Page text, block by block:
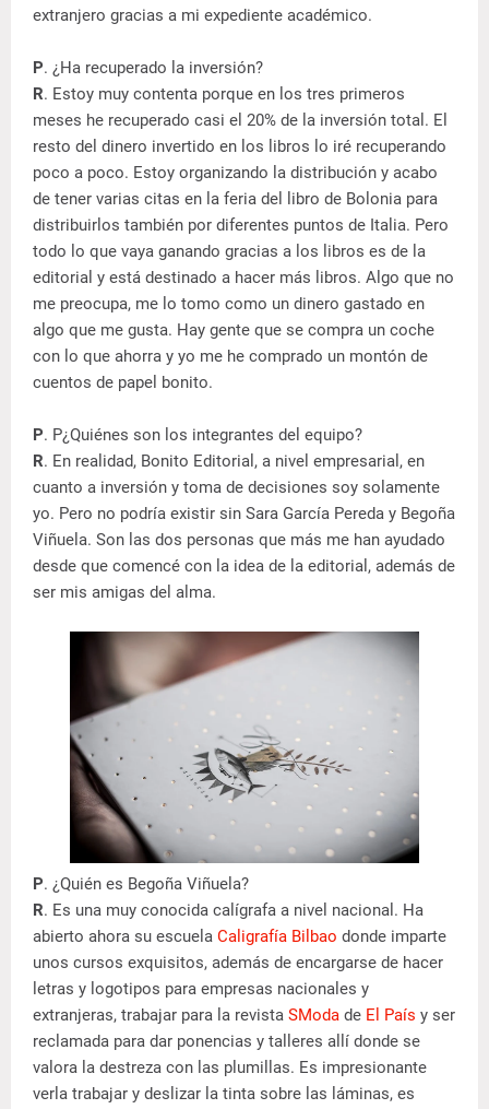
extranjero gracias a mi expediente académico.
P. ¿Ha recuperado la inversión?
R. Estoy muy contenta porque en los tres primeros
meses he recuperado casi el 20% de la inversión total. El
resto del dinero invertido en los libros lo iré recuperando
poco a poco. Estoy organizando la distribución y acabo
de tener varias citas en la feria del libro de Bolonia para
distribuirlos también por diferentes puntos de Italia. Pero
todo lo que vaya ganando gracias a los libros es de la
editorial y está destinado a hacer más libros. Algo que no
me preocupa, me lo tomo como un dinero gastado en
algo que me gusta. Hay gente que se compra un coche
con lo que ahorra y yo me he comprado un montón de
cuentos de papel bonito.
P. P¿Quiénes son los integrantes del equipo?
R. En realidad, Bonito Editorial, a nivel empresarial, en
cuanto a inversión y toma de decisiones soy solamente
yo. Pero no podría existir sin Sara García Pereda y Begoña
Viñuela. Son las dos personas que más me han ayudado
desde que comencé con la idea de la editorial, además de
ser mis amigas del alma.
P. ¿Quién es Begoña Viñuela?
R. Es una muy conocida calígrafa a nivel nacional. Ha
abierto ahora su escuela Caligrafía Bilbao donde imparte
unos cursos exquisitos, además de encargarse de hacer
letras y logotipos para empresas nacionales y
extranjeras, trabajar para la revista SModa de El País y ser
reclamada para dar ponencias y talleres allí donde se
valora la destreza con las plumillas. Es impresionante
verla trabajar y deslizar la tinta sobre las láminas, es